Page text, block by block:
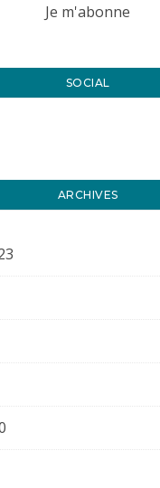
SOCIAL
de titval35 sur
de titval35 sur
profil de titval35
ARCHIVES